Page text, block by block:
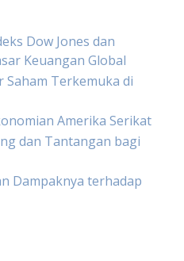
Dow Jones dan
Keuangan Global
Saham Terkemuka di
Amerika Serikat
dan Tantangan bagi
Dampaknya terhadap